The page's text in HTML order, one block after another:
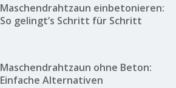
Maschendrahtzaun einbetonieren:
So gelingt’s Schritt für Schritt
Maschendrahtzaun ohne Beton:
Einfache Alternativen